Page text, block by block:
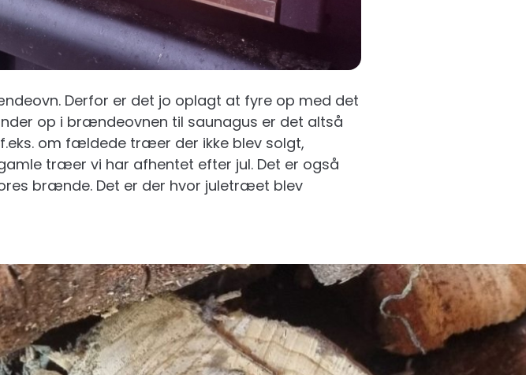
Derfor er det jo oplagt at fyre op med det
op i brændeovnen til saunagus er det altså
om fældede træer der ikke blev solgt,
træer vi har afhentet efter jul. Det er også
brænde. Det er der hvor juletræet blev